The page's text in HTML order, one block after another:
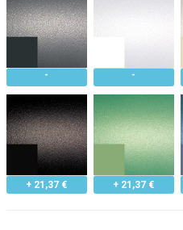
+ 21,37 € + 21,37 €